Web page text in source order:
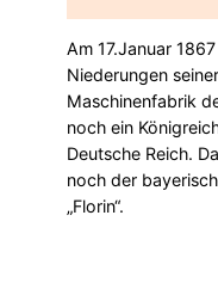
Am 17.Januar
Niederungen
Maschinenfabrik
noch ein
Deutsche Reich.
noch der
„Florin“.